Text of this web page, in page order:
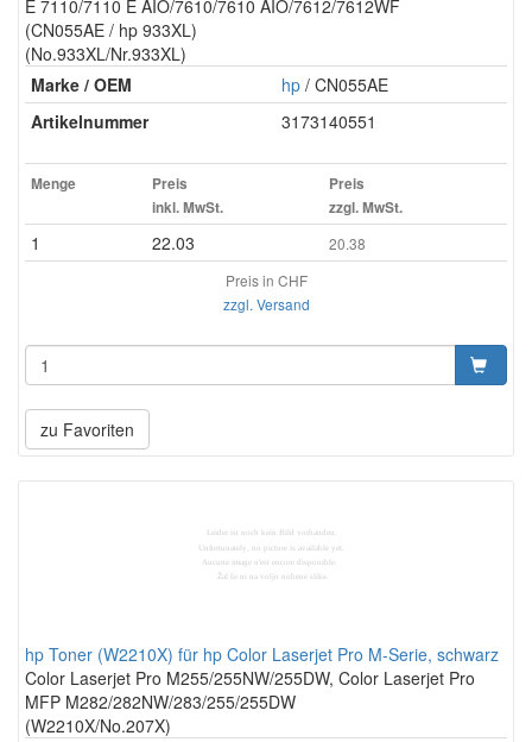
E 7110/7110 E AIO/7610/7610 AIO/7612/7612WF
(CN055AE / hp 933XL)
(No.933XL/Nr.933XL)
Marke / OEM
hp / CN055AE
Artikelnummer
3173140551
Menge
Preis
inkl. MwSt.
Preis
zzgl. MwSt.
1 22.03
20.38
Preis in CHF
zzgl. Versand
zu Favoriten
hp Toner (W2210X) für hp Color Laserjet Pro M-Serie, schwarz
Color Laserjet Pro M255/255NW/255DW, Color Laserjet Pro
MFP M282/282NW/283/255/255DW
(W2210X/No.207X)